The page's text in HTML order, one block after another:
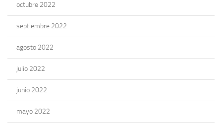
octubre 2022
septiembre 2022
agosto 2022
julio 2022
junio 2022
mayo 2022